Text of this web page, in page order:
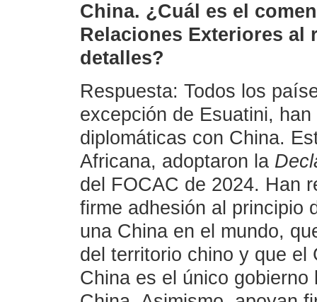
China. ¿Cuál es el
Relaciones Exteriores al
detalles?
Respuesta: Todos los
excepción de Esuatini,
diplomáticas con China.
Africana, adoptaron la
del FOCAC de 2024. Han
firme adhesión al principio
una China en el mundo,
del territorio chino y que el
China es el único